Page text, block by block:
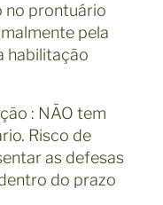
no prontuário
pela
habilitação
: NÃO tem
Risco de
as defesas
do prazo